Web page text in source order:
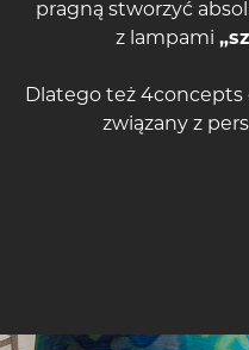
pragną stworzyć
z lampami
Dlatego też 4concepts
związany z